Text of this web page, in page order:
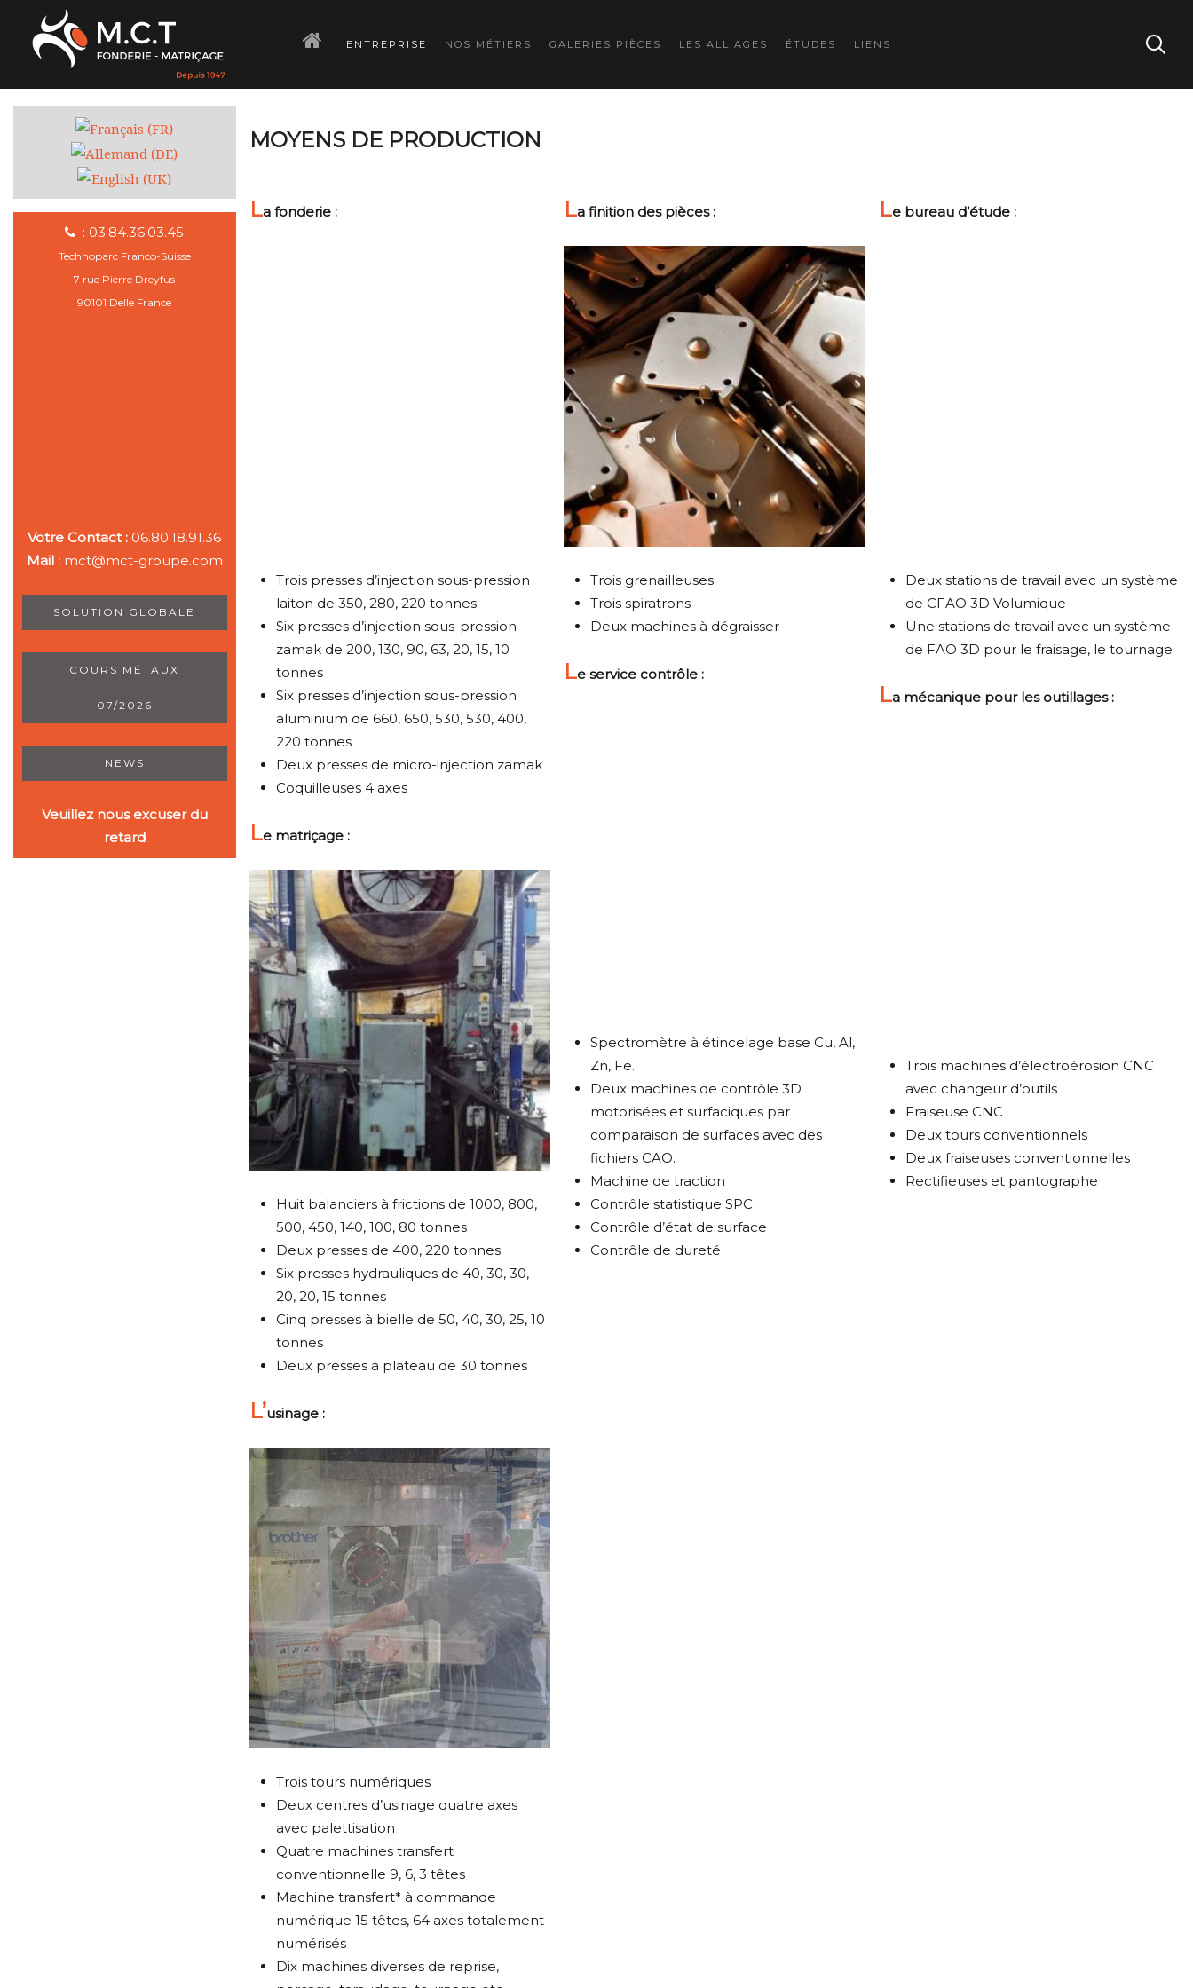
ENTREPRISE NOS MÉTIERS GALERIES PIÈCES LES ALLIAGES ÉTUDES LIENS
MOYENS DE PRODUCTION
La fonderie :
Trois presses d’injection sous-pression
laiton de 350, 280, 220 tonnes
Six presses d’injection sous-pression
zamak de 200, 130, 90, 63, 20, 15, 10
tonnes
Six presses d’injection sous-pression
aluminium de 660, 650, 530, 530, 400,
220 tonnes
Deux presses de micro-injection zamak
Coquilleuses 4 axes
Le matriçage :
Huit balanciers à frictions de 1000, 800,
500, 450, 140, 100, 80 tonnes
Deux presses de 400, 220 tonnes
Six presses hydrauliques de 40, 30, 30,
20, 20, 15 tonnes
Cinq presses à bielle de 50, 40, 30, 25, 10
tonnes
Deux presses à plateau de 30 tonnes
L’usinage :
Trois tours numériques
Deux centres d’usinage quatre axes
avec palettisation
Quatre machines transfert
conventionnelle 9, 6, 3 têtes
Machine transfert* à commande
numérique 15 têtes, 64 axes totalement
numérisés
Dix machines diverses de reprise,
La finition des pièces :
Trois grenailleuses
Trois spiratrons
Deux machines à dégraisser
Le service contrôle :
Spectromètre à étincelage base Cu, Al,
Zn, Fe.
Deux machines de contrôle 3D
motorisées et surfaciques par
comparaison de surfaces avec des
fichiers CAO.
Machine de traction
Contrôle statistique SPC
Contrôle d’état de surface
Contrôle de dureté
Le bureau d’étude :
Deux stations de travail avec un système
de CFAO 3D Volumique
Une stations de travail avec un système
de FAO 3D pour le fraisage, le tournage
La mécanique pour les outillages :
Trois machines d’électroérosion CNC
avec changeur d’outils
Fraiseuse CNC
Deux tours conventionnels
Deux fraiseuses conventionnelles
Rectifieuses et pantographe
: 03.84.36.03.45
Technoparc Franco-Suisse
7 rue Pierre Dreyfus
90101 Delle France
Votre Contact : 06.80.18.91.36
Mail : mct@mct-groupe.com
SOLUTION GLOBALE
COURS MÉTAUX
07/2026
NEWS
Veuillez nous excuser du
retard